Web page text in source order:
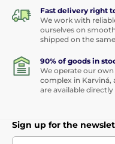
Fast delivery right
We work with
ourselves on
shipped on the
90% of goods in
We operate our
complex in Karviná,
are available
Sign up for the